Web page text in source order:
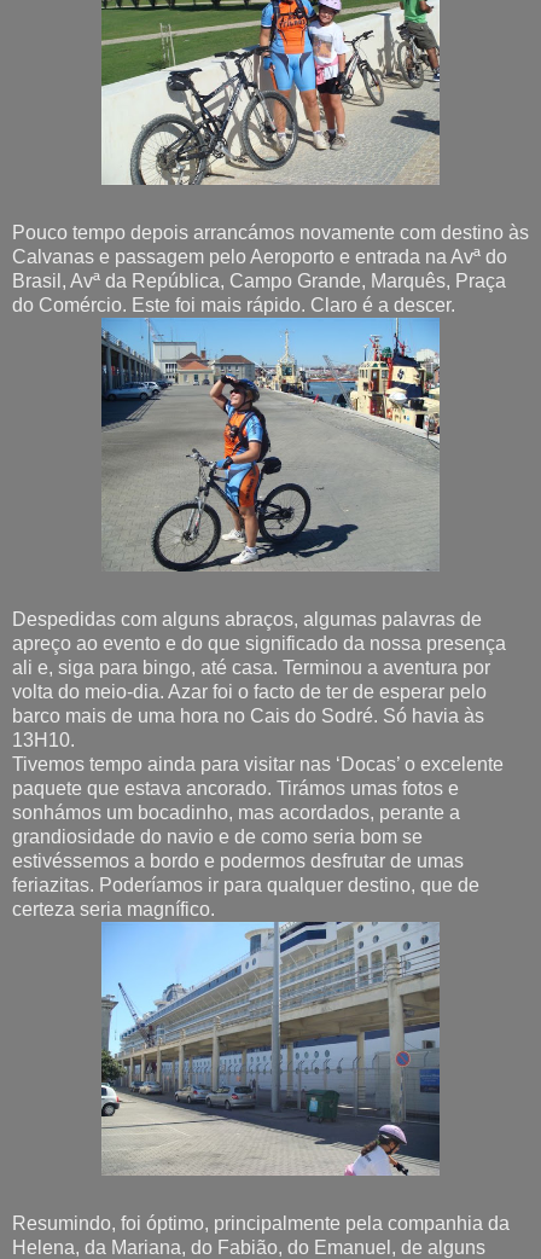
Pouco tempo depois arrancámos novamente com destino às
Calvanas e passagem pelo Aeroporto e entrada na Avª do
Brasil, Avª da República, Campo Grande, Marquês, Praça
do Comércio. Este foi mais rápido. Claro é a descer.
Despedidas com alguns abraços, algumas palavras de
apreço ao evento e do que significado da nossa presença
ali e, siga para bingo, até casa. Terminou a aventura por
volta do meio-dia. Azar foi o facto de ter de esperar pelo
barco mais de uma hora no Cais do Sodré. Só havia às
13H10.
Tivemos tempo ainda para visitar nas ‘Docas’ o excelente
paquete que estava ancorado. Tirámos umas fotos e
sonhámos um bocadinho, mas acordados, perante a
grandiosidade do navio e de como seria bom se
estivéssemos a bordo e podermos desfrutar de umas
feriazitas. Poderíamos ir para qualquer destino, que de
certeza seria magnífico.
Resumindo, foi óptimo, principalmente pela companhia da
Helena, da Mariana, do Fabião, do Emanuel, de alguns